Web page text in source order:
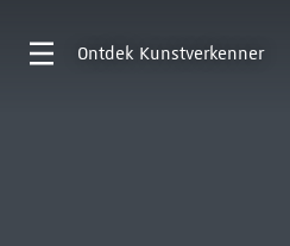
Ontdek Kunstverkenner